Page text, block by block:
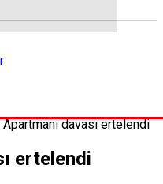
davası ertelendi
ertelendi